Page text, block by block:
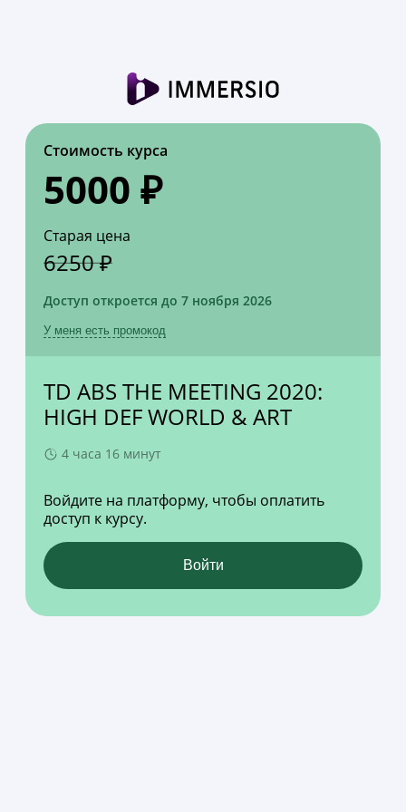
Стоимость курса
5000 ₽
Старая цена
6250 ₽
Доступ откроется до 7 ноября 2026
У меня есть промокод
TD ABS THE MEETING 2020:
HIGH DEF WORLD & ART
4 часа 16 минут
Войдите на платформу, чтобы оплатить
доступ к курсу.
Войти